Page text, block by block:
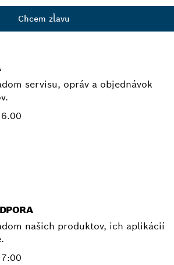
Chcem zľavu
servisu, opráv a objednávok
našich produktov, ich aplikácií